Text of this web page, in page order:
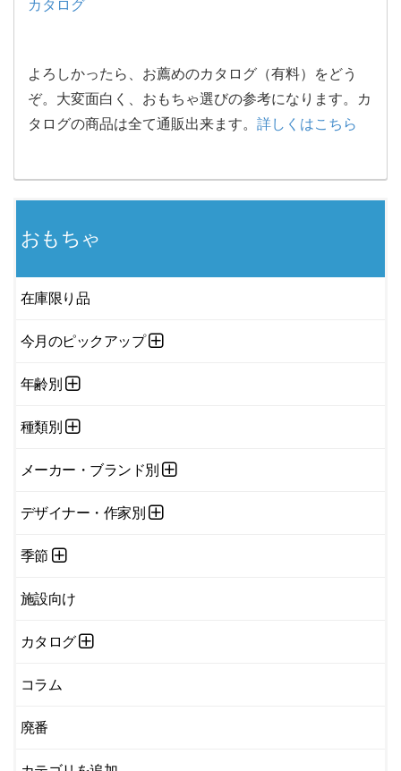
よろしかったら、お薦めのカタログ（有料）をどう
ぞ。大変面白く、おもちゃ選びの参考になります。カ
タログの商品は全て通販出来ます。 詳しくはこちら
おもちゃ
在庫限り品
今月のピックアップ
年齢別
種類別
メーカー・ブランド別
デザイナー・作家別
季節
施設向け
カタログ
コラム
廃番